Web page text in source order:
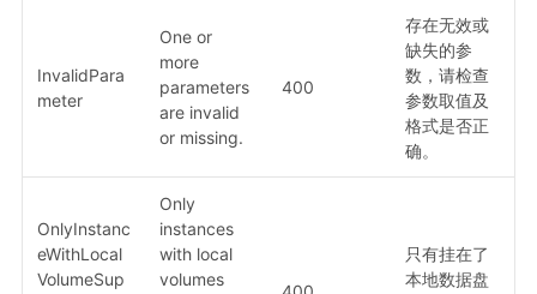
InvalidPara
meter
One or
more
parameters
are invalid
or missing.
400
存在无效或
缺失的参
数，请检查
参数取值及
格式是否正
确。
OnlyInstanc
eWithLocal
VolumeSup
Only
instances
with local
volumes
只有挂在了
本地数据盘